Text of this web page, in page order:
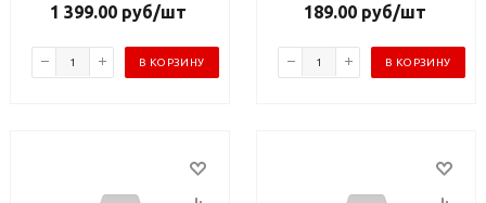
1 399.00 руб/шт
В КОРЗИНУ
189.00руб/шт
В КОРЗИНУ